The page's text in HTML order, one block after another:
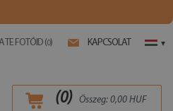
TE FOTÓID (0) KAPCSOLAT ▾
(0) Összeg: 0,00 HUF